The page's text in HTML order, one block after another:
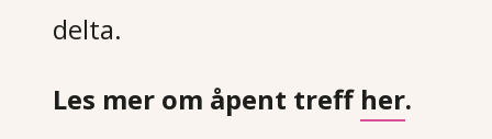
delta.
Les mer om åpent treff her.